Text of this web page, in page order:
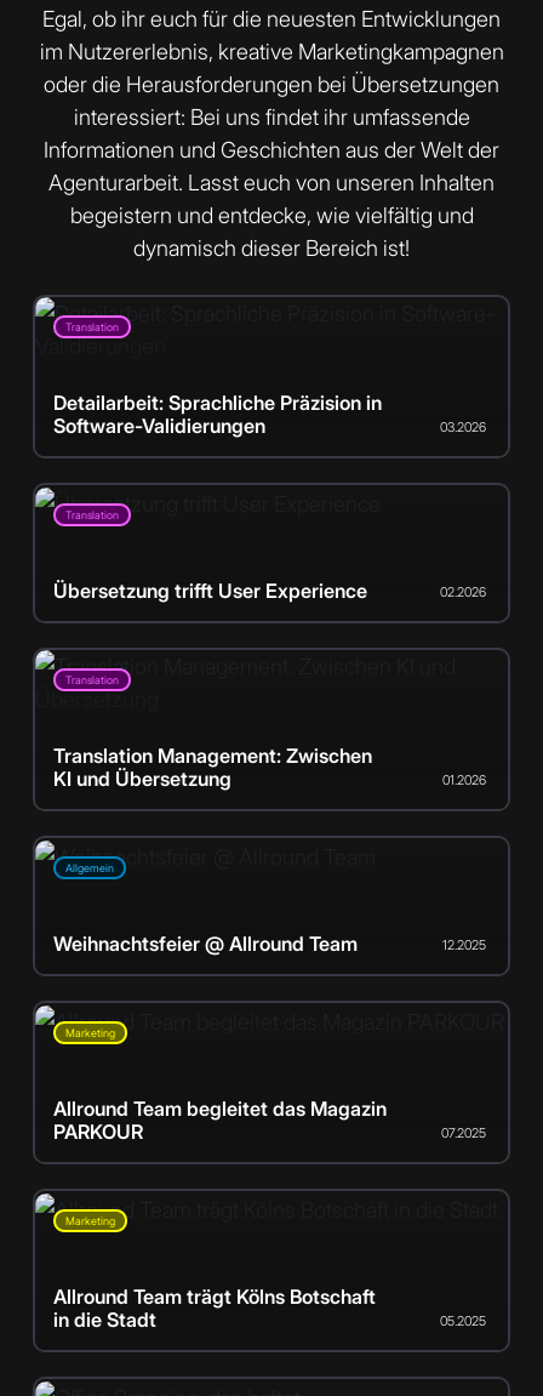
Egal, ob ihr euch für die neuesten Entwicklungen
im Nutzererlebnis, kreative Marketingkampagnen
oder die Herausforderungen bei Übersetzungen
interessiert: Bei uns findet ihr umfassende
Informationen und Geschichten aus der Welt der
Agenturarbeit. Lasst euch von unseren Inhalten
begeistern und entdecke, wie vielfältig und
dynamisch dieser Bereich ist!
Translation
03.2026
Detailarbeit: Sprachliche Präzision in
Software-Validierungen
Translation
02.2026
Übersetzung trifft User Experience
Translation
01.2026
Translation Management: Zwischen
KI und Übersetzung
Allgemein
12.2025
Weihnachtsfeier @ Allround Team
Marketing
07.2025
Allround Team begleitet das Magazin
PARKOUR
Marketing
05.2025
Allround Team trägt Kölns Botschaft
in die Stadt